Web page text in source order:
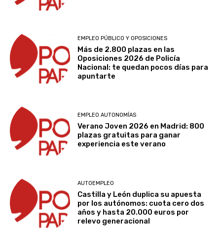
EMPLEO PÚBLICO Y OPOSICIONES
Más de 2.800 plazas en las
Oposiciones 2026 de Policía
Nacional: te quedan pocos días para
apuntarte
EMPLEO AUTONOMÍAS
Verano Joven 2026 en Madrid: 800
plazas gratuitas para ganar
experiencia este verano
AUTOEMPLEO
Castilla y León duplica su apuesta
por los autónomos: cuota cero dos
años y hasta 20.000 euros por
relevo generacional